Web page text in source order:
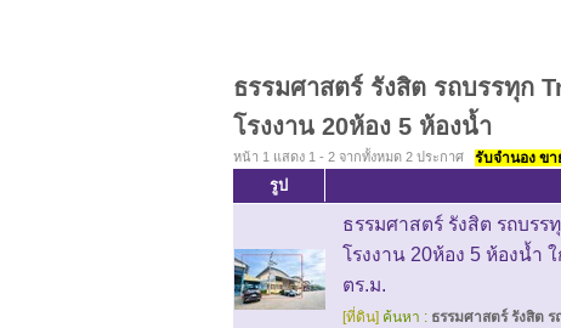
ธรรมศาสตร์ รังสิต รถบรรทุก
โรงงาน 20ห้อง 5 ห้องน้ำ
หน้า 1 แสดง 1 - 2 จากทั้งหมด 2 ประกาศ รับจำนอง ขา
รูป
ธรรมศาสตร์ รังสิต รถบรร
โรงงาน 20ห้อง 5 ห้องน้ำ
ตร.ม.
[ที่ดิน] ค้นหา : ธรรมศาสตร์ รังสิต